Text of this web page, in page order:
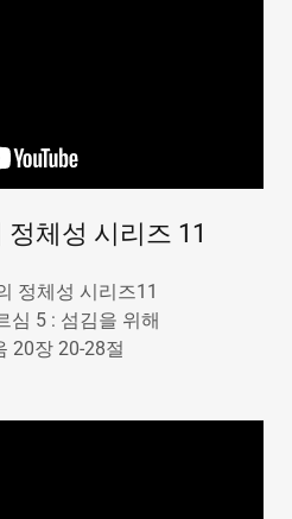
체성 시리즈 11
정체성 시리즈11
심 5 : 섬김을 위해
20장 20-28절